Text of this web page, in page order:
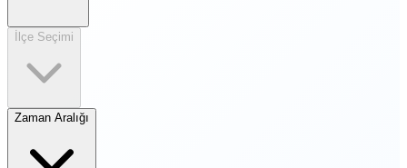
İlçe Seçimi
Zaman Aralığı